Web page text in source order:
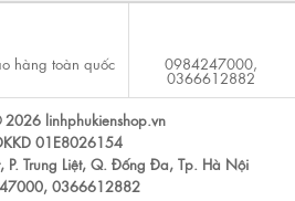
hàng toàn quốc 0984247000,
0366612882
linhphukienshop.vn
01E8026154
P. Trung Liệt, Q. Đống Đa, Tp. Hà Nội
0366612882